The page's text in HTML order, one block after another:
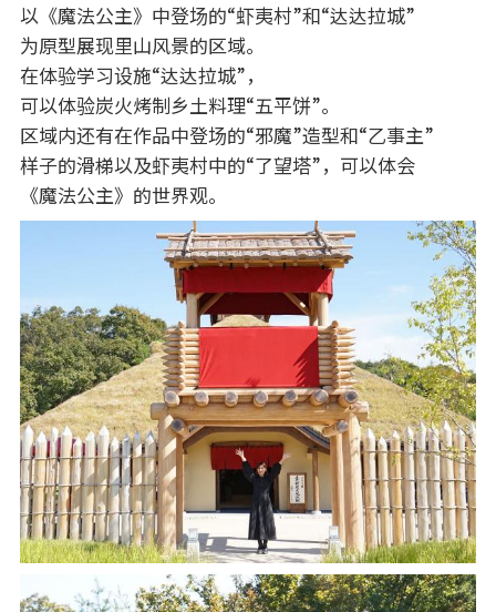
以《魔法公主》中登场的“虾夷村”和“达达拉城”
为原型展现里山风景的区域。
在体验学习设施“达达拉城”，
可以体验炭火烤制乡土料理“五平饼”。
区域内还有在作品中登场的“邪魔”造型和“乙事主”
样子的滑梯以及虾夷村中的“了望塔”，可以体会
《魔法公主》的世界观。